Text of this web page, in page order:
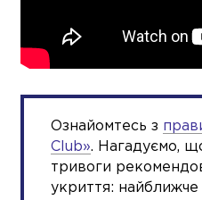
Ознайомтесь з
Club». Нагадуємо,
тривоги
укриття: найближче